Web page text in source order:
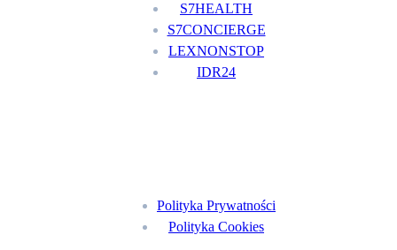
S7HEALTH
S7CONCIERGE
LEXNONSTOP
IDR24
Polityka Prywatności
Polityka Cookies